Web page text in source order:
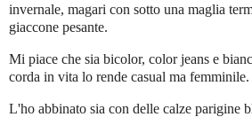
invernale, magari con sotto una maglia
giaccone pesante.
Mi piace che sia bicolor, color jeans e
corda in vita lo rende casual ma femminile.
L'ho abbinato sia con delle calze parigine